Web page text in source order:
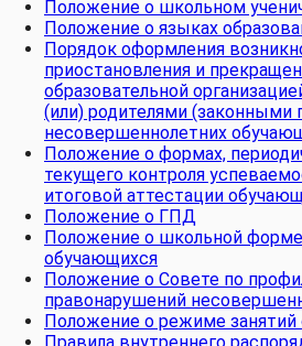
Положение о школьном
Положение о языках
Порядок оформления
приостановления и
образовательной
(или) родителями (законными
несовершеннолетних
Положение о формах,
текущего контроля
итоговой аттестации
Положение о ГПД
Положение о школьной
обучающихся
Положение о Совете по
правонарушений
Положение о режиме